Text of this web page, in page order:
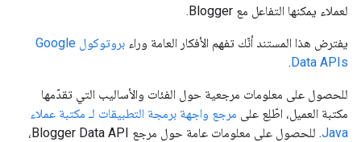
لعملاء يمكنها التفاعل مع Blogger.
يفترض هذا المستند أنّك تفهم الأفكار العامة وراء
بروتوكول Google
Data APIs
.
للحصول على معلومات مرجعية حول الفئات والأساليب التي تقدّمها
مكتبة العميل، اطّلِع على مرجع واجهة برمجة التطبيقات لـ مكتبة عملاء
Java
. للحصول على معلومات عامة حول مرجع Blogger Data API،